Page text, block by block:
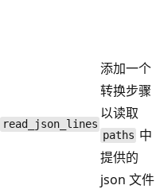
read_json_lines
添加一个
转换步骤
以读取
paths 中
提供的
json 文件